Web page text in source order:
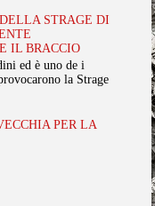
STRAGE DI
IL BRACCIO
ed è uno de i
la Strage
PER LA